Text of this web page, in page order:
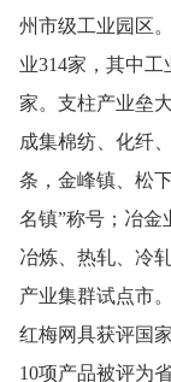
州市级工业园区
业314家，其中工
家。支柱产业垒
成集棉纺、化纤
条，金峰镇、松
名镇”称号；冶金
冶炼、热轧、冷
产业集群试点市
红梅网具获评国
10项产品被评为